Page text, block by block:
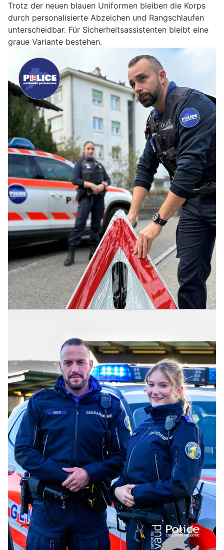
Trotz der neuen blauen Uniformen bleiben die Korps
durch personalisierte Abzeichen und Rangschlaufen
unterscheidbar. Für Sicherheitsassistenten bleibt eine
graue Variante bestehen.